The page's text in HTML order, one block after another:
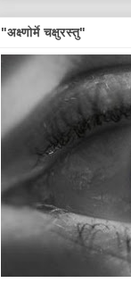
"अक्ष्णोर्मे चक्षुरस्तु"